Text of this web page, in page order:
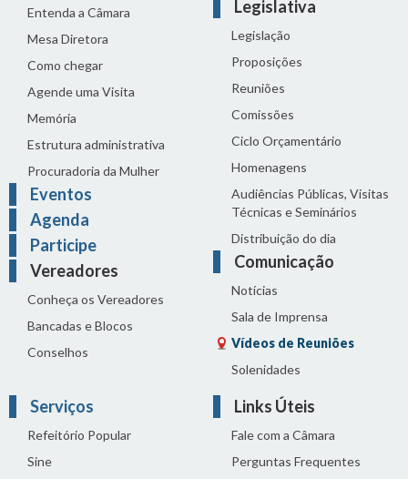
Entenda a Câmara
Mesa Diretora
Como chegar
Agende uma Visita
Memória
Estrutura administrativa
Procuradoria da Mulher
Eventos
Agenda
Participe
Vereadores
Conheça os Vereadores
Bancadas e Blocos
Conselhos
Legislativa
Legislação
Proposições
Reuniões
Comissões
Ciclo Orçamentário
Homenagens
Audiências Públicas, Visitas
Técnicas e Seminários
Distribuição do dia
Comunicação
Notícias
Sala de Imprensa
Vídeos de Reuniões
Solenidades
Serviços
Refeitório Popular
Sine
Links Úteis
Fale com a Câmara
Perguntas Frequentes